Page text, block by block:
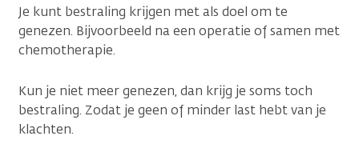
Je kunt bestraling krijgen met als doel om te
genezen. Bijvoorbeeld na een operatie of samen met
chemotherapie.
Kun je niet meer genezen, dan krijg je soms toch
bestraling. Zodat je geen of minder last hebt van je
klachten.